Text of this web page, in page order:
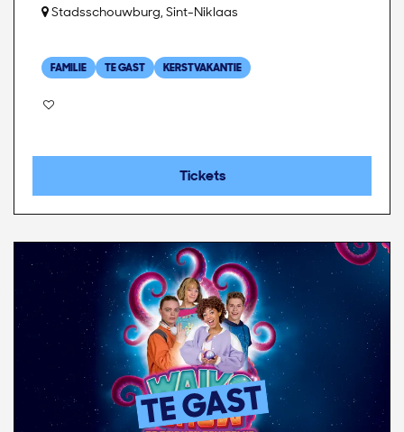
Stadsschouwburg, Sint-Niklaas
FAMILIE TE GAST KERSTVAKANTIE
Tickets